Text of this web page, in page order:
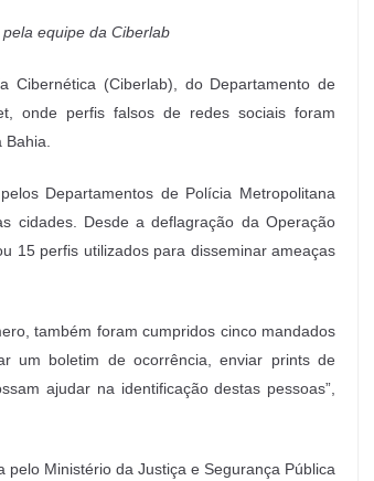
equipe da Ciberlab
Cibernética (Ciberlab), do Departamento de
onde perfis falsos de redes sociais foram
Departamentos de Polícia Metropolitana
cidades. Desde a deflagração da Operação
15 perfis utilizados para disseminar ameaças
também foram cumpridos cinco mandados
um boletim de ocorrência, enviar prints de
ajudar na identificação destas pessoas”,
Ministério da Justiça e Segurança Pública